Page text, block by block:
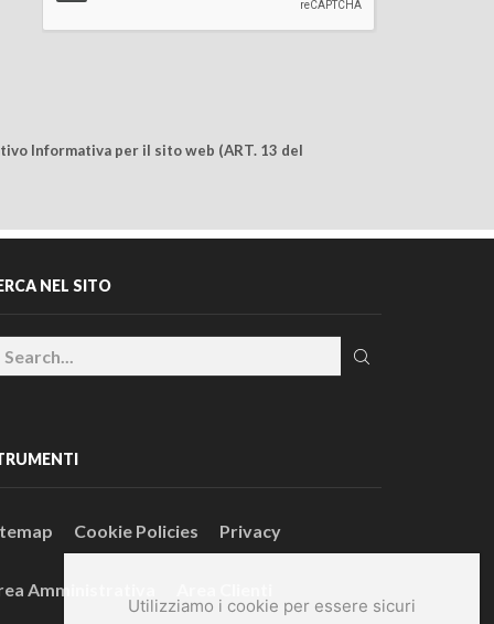
Utilizziamo i cookie per essere sicuri
Informativa per il sito web (ART. 13 del
NEL SITO
Cookie Policies Privacy
Amministrativa